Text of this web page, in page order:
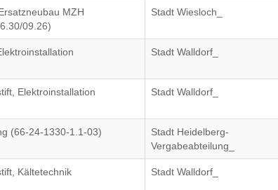
MZH
09.26)
Stadt Wiesloch_
Stadt Walldorf_
Elektroinstallation
Stadt Walldorf_
(66-24-1330-1.1-03)
Stadt Heidelberg-
Vergabeabteilung_
Kältetechnik
Stadt Walldorf_